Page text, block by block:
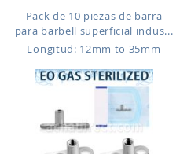
Pack de 10 piezas de barra
para barbell superficial indus...
Longitud: 12mm to 35mm